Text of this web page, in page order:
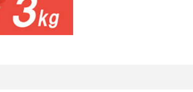
津幡町